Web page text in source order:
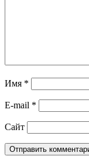
Имя *
E-mail *
Сайт